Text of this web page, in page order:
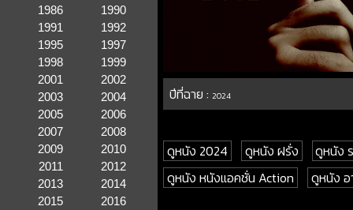
1986
1990
1991
1992
1995
1997
1998
1999
2001
2002
2003
2004
2005
2006
2007
2008
2009
2010
2011
2012
2013
2014
2015
2016
ปีที่ฉาย :2024
ดูหนัง 2024 ดูหนัง ฝรั่ง
ดูหนัง
ดูหนัง หนังแอคชั่น Action
ดูหนัง